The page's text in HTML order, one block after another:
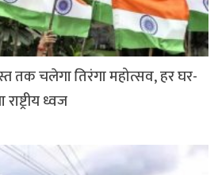
चलेगा तिरंगा महोत्सव, हर घर-
ध्वज